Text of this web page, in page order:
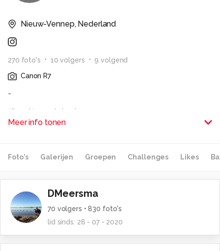
Nieuw-Vennep, Nederland
270 foto's 10 volgers 9 volgend
Canon R7
-
Alle rechten voorbehouden
Meer info tonen
Foto's Galerijen Groepen Challenges Likes
DMeersma
70 volgers • 830 foto's
lid sinds: 28 - 07 - 2020